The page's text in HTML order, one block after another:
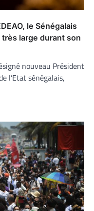
le Sénégalais
large durant son
nouveau Président
l’Etat sénégalais,